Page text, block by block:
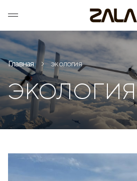
Главная экология
ЭКОЛОГИЯ